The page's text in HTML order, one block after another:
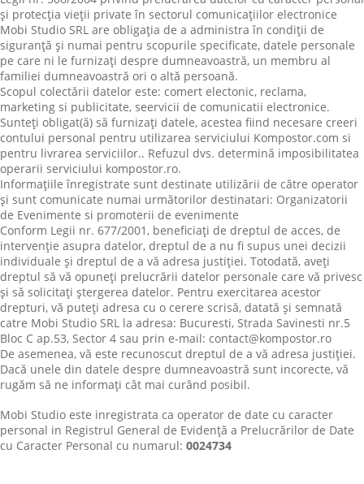
şi protecţia vieţii private în sectorul comunicaţiilor electronice
Mobi Studio SRL are obligaţia de a administra în condiţii de
siguranţă şi numai pentru scopurile specificate, datele personale
pe care ni le furnizaţi despre dumneavoastră, un membru al
familiei dumneavoastră ori o altă persoană.
Scopul colectării datelor este: comert electonic, reclama,
marketing si publicitate, seervicii de comunicatii electronice.
Sunteţi obligat(ă) să furnizaţi datele, acestea fiind necesare creeri
contului personal pentru utilizarea serviciului Kompostor.com si
pentru livrarea serviciilor.. Refuzul dvs. determină imposibilitatea
operarii serviciului kompostor.ro.
Informaţiile înregistrate sunt destinate utilizării de către operator
şi sunt comunicate numai următorilor destinatari: Organizatorii
de Evenimente si promoterii de evenimente
Conform Legii nr. 677/2001, beneficiaţi de dreptul de acces, de
intervenţie asupra datelor, dreptul de a nu fi supus unei decizii
individuale şi dreptul de a vă adresa justiţiei. Totodată, aveţi
dreptul să vă opuneţi prelucrării datelor personale care vă privesc
şi să solicitaţi ştergerea datelor. Pentru exercitarea acestor
drepturi, vă puteţi adresa cu o cerere scrisă, datată şi semnată
catre Mobi Studio SRL la adresa: Bucuresti, Strada Savinesti nr.5
Bloc C ap.53, Sector 4 sau prin e-mail: contact@kompostor.ro
De asemenea, vă este recunoscut dreptul de a vă adresa justiţiei.
Dacă unele din datele despre dumneavoastră sunt incorecte, vă
rugăm să ne informaţi cât mai curând posibil.
Mobi Studio este inregistrata ca operator de date cu caracter
personal in Registrul General de Evidenţă a Prelucrărilor de Date
cu Caracter Personal cu numarul: 0024734